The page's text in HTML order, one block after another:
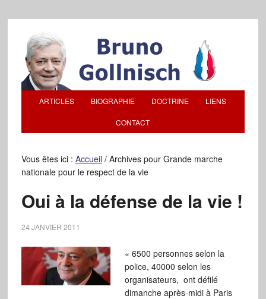
ARTICLES BIOGRAPHIE DOCTRINE LIENS
CONTACT
Vous êtes ici : Accueil /Archives pour Grande marche
nationale pour le respect de la vie
Oui à la défense de la vie !
24 JANVIER 2011
« 6500 personnes selon la
police, 40000 selon les
organisateurs, ont défilé
dimanche après-midi à Paris